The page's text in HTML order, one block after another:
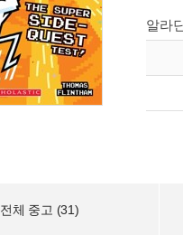
알라
전체 중고 (31)